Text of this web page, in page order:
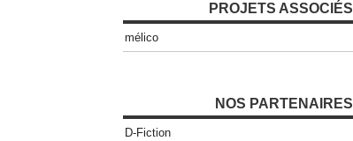
PROJETS ASSOCIÉS
mélico
NOS PARTENAIRES
D-Fiction